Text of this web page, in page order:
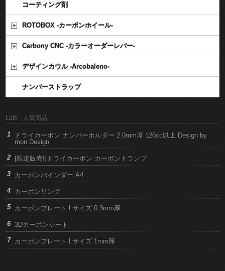
コーティング剤
ROTOBOX -カーボンホイール-
Carbony CNC -カラーオーダーレバー-
デザインカウル -Arcobaleno-
ナンバーストラップ
Lafs 人気商品
ドライカーボン ナンバーホルダー 2.0mm厚 126cc以上 Design by
mon Design
[限定販売!]ドライカーボン カーボントランプ
カーボンバインダー A4
カーボンリング
カーボンプレート Lサイズ 0.3mm厚
3Dカーボンシート
カーボンプレート Lサイズ 1mm厚